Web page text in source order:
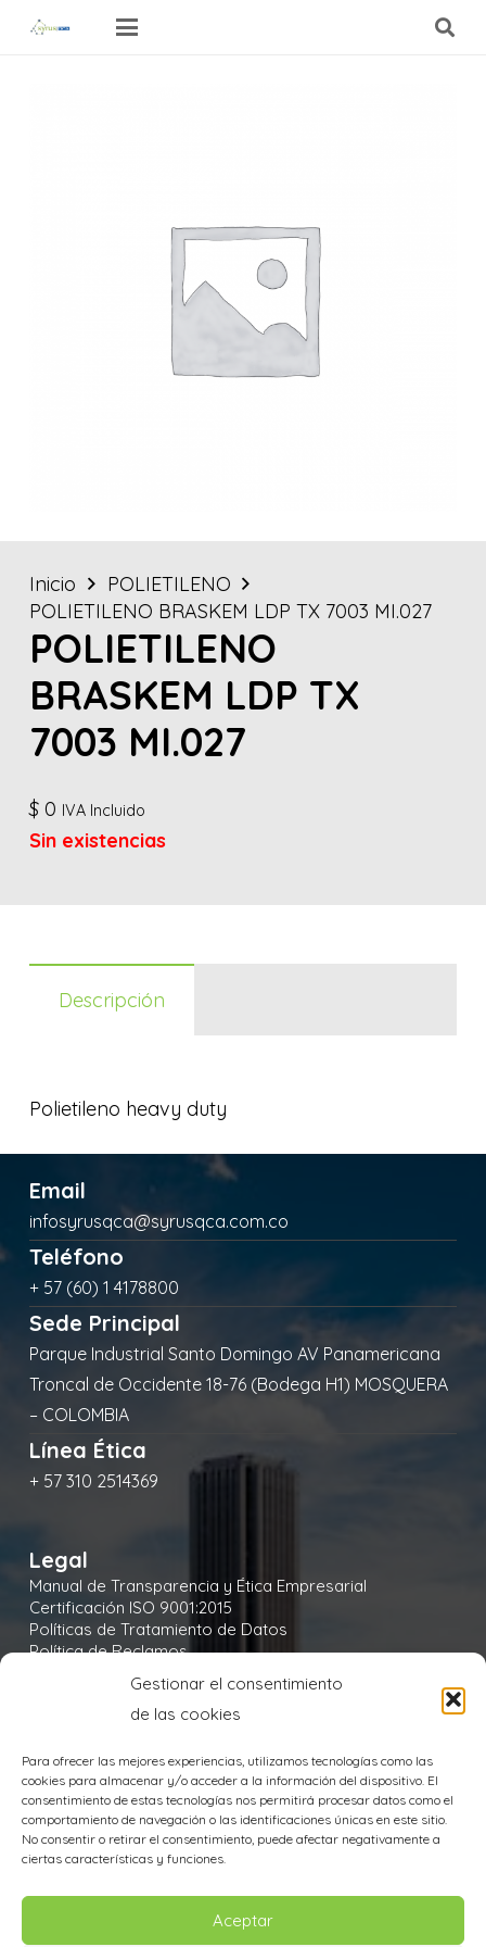
Gestionar el consentimiento
de las cookies
Para ofrecer las mejores experiencias, utilizamos tecnologías como las
cookies para almacenar y/o acceder a la información del dispositivo. El
consentimiento de estas tecnologías nos permitirá procesar datos como el
comportamiento de navegación o las identificaciones únicas en este sitio.
No consentir o retirar el consentimiento, puede afectar negativamente a
ciertas características y funciones.
Aceptar
Inicio
POLIETILENO
POLIETILENO BRASKEM LDP TX 7003 MI.027
POLIETILENO
BRASKEM LDP TX
7003 MI.027
$ 0 IVA Incluido
Sin existencias
Descripción
Polietileno heavy duty
Email
infosyrusqca@syrusqca.com.co
Teléfono
+ 57 (60) 1 4178800
Sede Principal
Parque Industrial Santo Domingo AV Panamericana
Troncal de Occidente 18-76 (Bodega H1) MOSQUERA
– COLOMBIA
Línea Ética
+ 57 310 2514369
Legal
Manual de Transparencia y Ética Empresarial
Certificación ISO 9001:2015
Políticas de Tratamiento de Datos
Política de Reclamos
Política de Seguridad y Salud en el Trabajo
Política Integral y de Gestión de la Seguridad
Política Ambiental
Aviso de Privacidad
TODOS LOS DERECHOS RESERVADOS
@Copyright 2020